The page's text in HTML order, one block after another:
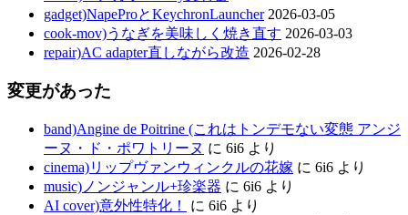
gadget)NapeProとKeychronLauncher 2026-03-05
cook-mov)うなぎを美味しく焼き直す 2026-03-03
repair)AC adapter直しながら改造 2026-02-28
変更があった
band)Angine de Poitrine (これはトンデモない変態 アンジ
ーヌ・ド・ポワトリーヌ に 6i6 より
cinema)リップヴァンウィンクルの花嫁 に 6i6 より
music)ノンジャンル+珍楽器 に 6i6 より
AI cover)意外性特化！
に 6i6 より